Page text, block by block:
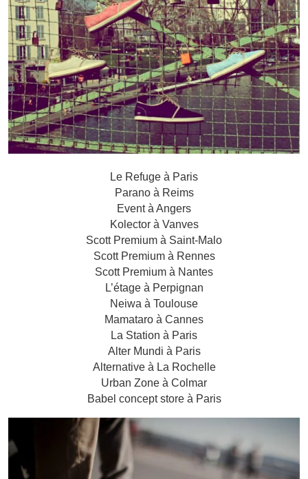
Le Refuge à Paris
Parano à Reims
Event à Angers
Kolector à Vanves
Scott Premium à Saint-Malo
Scott Premium à Rennes
Scott Premium à Nantes
L’étage à Perpignan
Neiwa à Toulouse
Mamataro à Cannes
La Station à Paris
Alter Mundi à Paris
Alternative à La Rochelle
Urban Zone à Colmar
Babel concept store à Paris